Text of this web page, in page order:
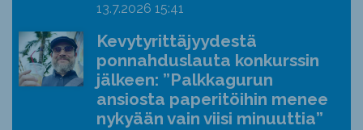
13.7.2026 15:41
Kevytyrittäjyydestä
ponnahduslauta konkurssin
jälkeen: ”Palkkagurun
ansiosta paperitöihin menee
nykyään vain viisi minuuttia”